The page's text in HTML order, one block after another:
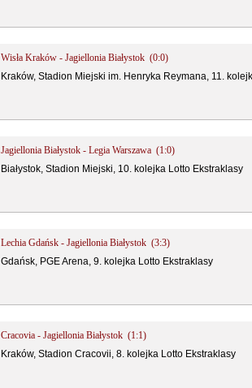
Wisła Kraków - Jagiellonia Białystok (0:0)
Kraków, Stadion Miejski im. Henryka Reymana, 11.
Jagiellonia Białystok - Legia Warszawa (1:0)
Białystok, Stadion Miejski, 10. kolejka Lotto Ekstraklasy
Lechia Gdańsk - Jagiellonia Białystok (3:3)
Gdańsk, PGE Arena, 9. kolejka Lotto Ekstraklasy
Cracovia - Jagiellonia Białystok (1:1)
Kraków, Stadion Cracovii, 8. kolejka Lotto Ekstraklasy